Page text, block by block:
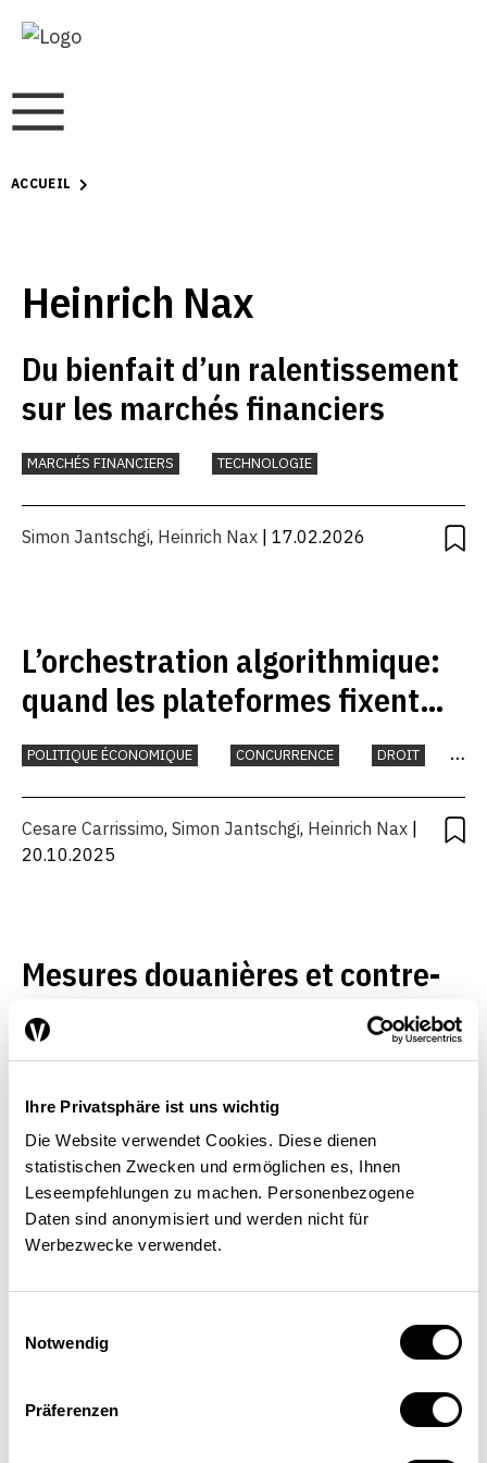
Ihre Privatsphäre ist uns wichtig
Die Website verwendet Cookies. Diese dienen
statistischen Zwecken und ermöglichen es, Ihnen
Leseempfehlungen zu machen. Personenbezogene
Daten sind anonymisiert und werden nicht für
Werbezwecke verwendet.
Notwendig
Präferenzen
ACCUEIL
Heinrich Nax
Du bienfait d’un ralentissement
sur les marchés financiers
MARCHÉS FINANCIERS TECHNOLOGIE
Simon Jantschgi, Heinrich Nax | 17.02.2026
L’orchestration algorithmique:
quand les plateformes fixent
les prix
POLITIQUE ÉCONOMIQUE CONCURRENCE
DROIT
Cesare Carrissimo, Simon Jantschgi, Heinrich Nax
20.10.2025
Mesures douanières et contre-
mesures: qui joue à quoi?
INTERNATIONAL
Simon Jantschgi,Heinrich Nax| 06.06.2025